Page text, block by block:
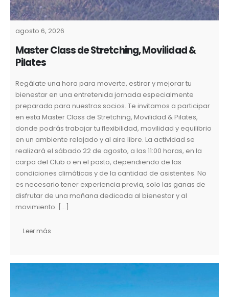
agosto 6, 2026
Master Class de Stretching, Movilidad &
Pilates
Regálate una hora para moverte, estirar y mejorar tu
bienestar en una entretenida jornada especialmente
preparada para nuestros socios. Te invitamos a participar
en esta Master Class de Stretching, Movilidad & Pilates,
donde podrás trabajar tu flexibilidad, movilidad y equilibrio
en un ambiente relajado y al aire libre. La actividad se
realizará el sábado 22 de agosto, a las 11:00 horas, en la
carpa del Club o en el pasto, dependiendo de las
condiciones climáticas y de la cantidad de asistentes. No
es necesario tener experiencia previa, solo las ganas de
disfrutar de una mañana dedicada al bienestar y al
movimiento. […]
Leer más